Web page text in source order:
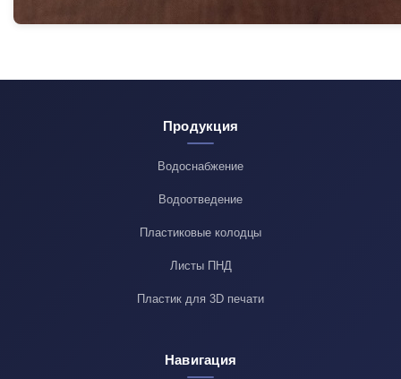
Продукция
Водоснабжение
Водоотведение
Пластиковые колодцы
Листы ПНД
Пластик для 3D печати
Навигация